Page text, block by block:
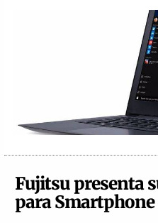
Fujitsu presenta
para Smartphone